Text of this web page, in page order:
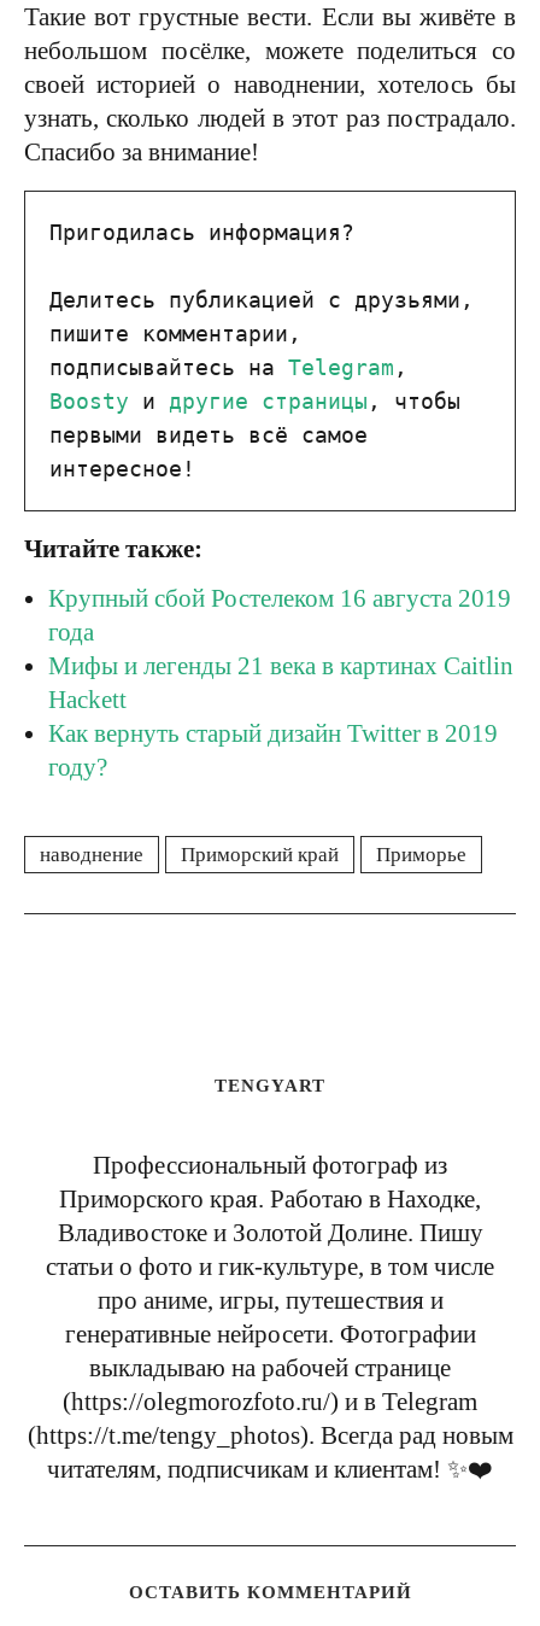
Такие вот грустные вести. Если вы живёте в
небольшом посёлке, можете поделиться со
своей историей о наводнении, хотелось бы
узнать, сколько людей в этот раз пострадало.
Спасибо за внимание!
Пригодилась информация?
Делитесь публикацией с друзьями,
пишите комментарии,
подписывайтесь на Telegram
Boosty и другие страницы , чтобы
первыми видеть всё самое
интересное!
Читайте также:
Крупный сбой Ростелеком 16 августа 2019
года
Мифы и легенды 21 века в картинах Caitlin
Hackett
Как вернуть старый дизайн Twitter в 2019
году?
наводнение Приморский край Приморье
TENGYART
Профессиональный фотограф из
Приморского края. Работаю в Находке,
Владивостоке и Золотой Долине. Пишу
статьи о фото и гик-культуре, в том числе
про аниме, игры, путешествия и
генеративные нейросети. Фотографии
выкладываю на рабочей странице
(https://olegmorozfoto.ru/) и в Telegram
(https://t.me/tengy_photos). Всегда рад новым
читателям, подписчикам и клиентам! ✨❤️
ОСТАВИТЬ КОММЕНТАРИЙ